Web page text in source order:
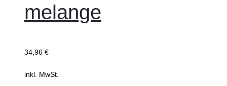
Varianten
auf.
Optionen
melange
34,96 €
inkl. MwSt.